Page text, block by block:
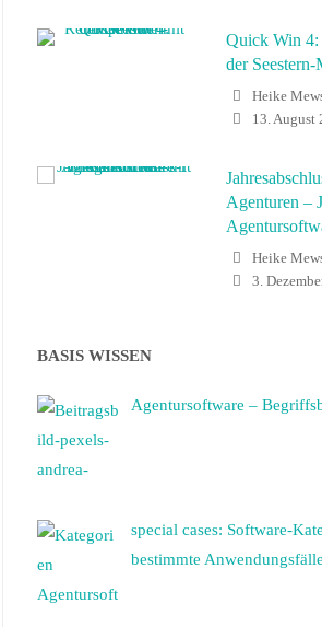
Quick Win 4:
der Seestern-
Heike
13. August
Agenturen –
Heike
3.
identifizieren
BASIS WISSEN
Agentursoftware –
special cases: Software-
bestimmte Anwendungsfälle